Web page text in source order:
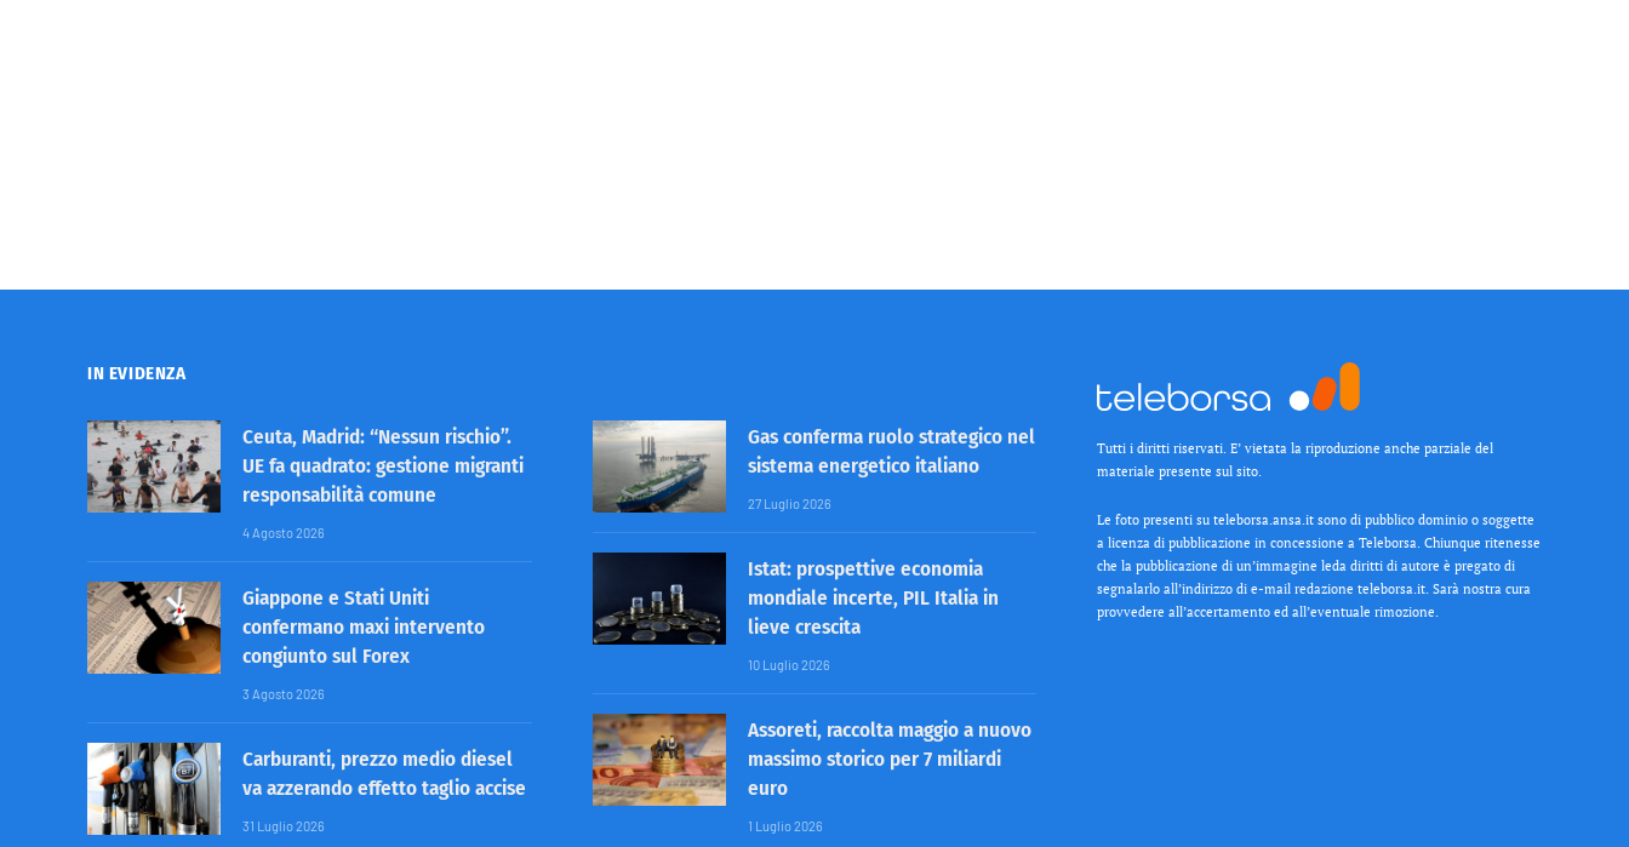
IN EVIDENZA
Ceuta, Madrid: “Nessun rischio”.
UE fa quadrato: gestione migranti
responsabilità comune
4 Agosto 2026
Giappone e Stati Uniti
confermano maxi intervento
congiunto sul Forex
3 Agosto 2026
Carburanti, prezzo medio diesel
va azzerando effetto taglio accise
31 Luglio 2026
Gas conferma ruolo strategico nel
sistema energetico italiano
27 Luglio 2026
Istat: prospettive economia
mondiale incerte, PIL Italia in
lieve crescita
10 Luglio 2026
Assoreti, raccolta maggio a nuovo
massimo storico per 7 miliardi
euro
1 Luglio 2026
Tutti i diritti riservati. E’ vietata la riproduzione anche parziale del
materiale presente sul sito.
Le foto presenti su teleborsa.ansa.it sono di pubblico dominio o soggette
a licenza di pubblicazione in concessione a Teleborsa. Chiunque ritenesse
che la pubblicazione di un’immagine leda diritti di autore è pregato di
segnalarlo all’indirizzo di e-mail redazione teleborsa.it. Sarà nostra cura
provvedere all’accertamento ed all’eventuale rimozione.